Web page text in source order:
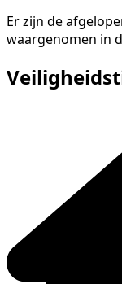
Er zijn de
waargenomen in